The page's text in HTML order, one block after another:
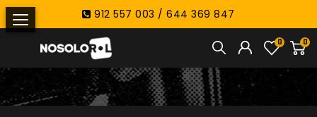
912 557 003 / 644 369 847
0
0